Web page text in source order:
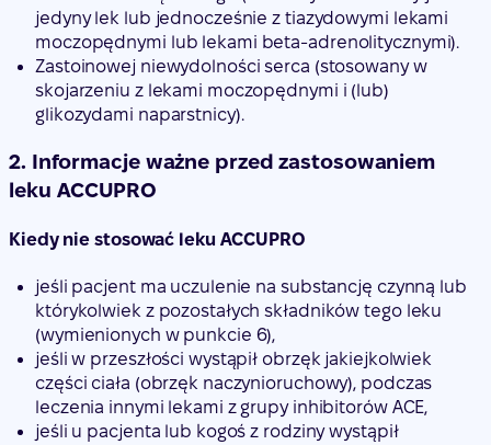
jedyny lek lub jednocześnie z tiazydowymi lekami
moczopędnymi lub lekami beta-adrenolitycznymi).
Zastoinowej niewydolności serca (stosowany w
skojarzeniu z lekami moczopędnymi i (lub)
glikozydami naparstnicy).
2. Informacje ważne przed zastosowaniem
leku ACCUPRO
Kiedy nie stosować leku ACCUPRO
jeśli pacjent ma uczulenie na substancję czynną lub
którykolwiek z pozostałych składników tego leku
(wymienionych w punkcie 6),
jeśli w przeszłości wystąpił obrzęk jakiejkolwiek
części ciała (obrzęk naczynioruchowy), podczas
leczenia innymi lekami z grupy inhibitorów ACE,
jeśli u pacjenta lub kogoś z rodziny wystąpił